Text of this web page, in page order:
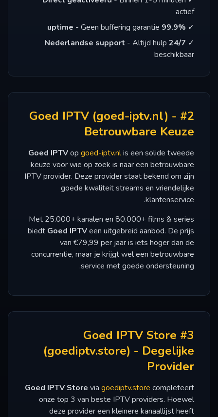
actief
✓
99.9% uptime
- Geen buffering garantie
✓
24/7 Nederlandse support
- Altijd hulp
beschikbaar
#2 Goed IPTV (goed-iptv.nl) -
Betrouwbare Keuze
Goed IPTVop goed-iptv.nlis een solide tweede
keuze voor wie op zoek is naar een betrouwbare
IPTV provider. Deze provider staat bekend om zijn
goede kwaliteit streams en vriendelijke
klantenservice.
Met 25.000+ kanalen en 80.000+ films & series
biedt Goed IPTVeen uitgebreid aanbod. De prijs
van €79,99 per jaar is iets hoger dan de
concurrentie, maar je krijgt wel een betrouwbare
service met goede ondersteuning.
#3 Goed IPTV Store
(goediptv.store) - Degelijke
Provider
Goed IPTV Store via goediptv.store completeert
onze top 3 van beste IPTV providers. Hoewel
deze provider een kleinere kanaallijst heeft